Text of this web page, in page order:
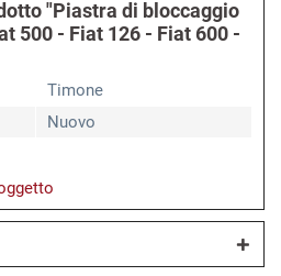
"Piastra di bloccaggio
500 - Fiat 126 - Fiat 600 -
Timone
Nuovo